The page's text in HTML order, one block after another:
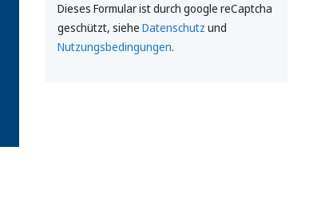
Dieses Formular ist durch google reCaptcha
geschützt, siehe Datenschutz und
Nutzungsbedingungen.